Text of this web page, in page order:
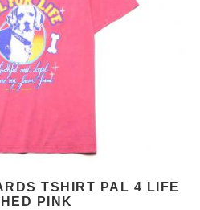
TSHIRT PAL 4 LIFE
PINK